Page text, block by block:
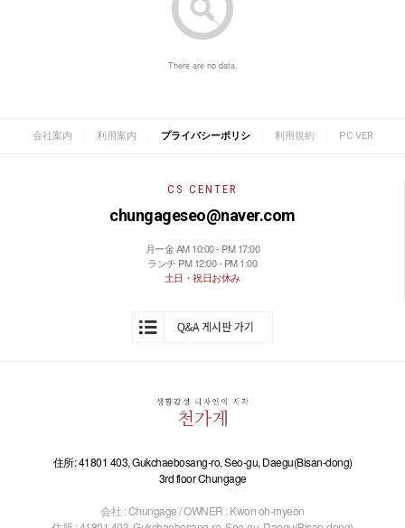
There are no data.
会社案内 利用案内 プライバシーポリシ 利用規約 PC VER
CS CENTER
chungageseo@naver.com
月ー金 AM 10:00 - PM 17:00
ランチ PM 12:00 - PM 1:00
土日・祝日お休み
住所: 41801 403, Gukchaebosang-ro, Seo-gu, Daegu(Bisan-dong)
3rd floor Chungage
会社 : Chungage / OWNER : Kwon oh-myeon